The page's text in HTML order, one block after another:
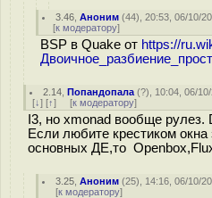
3.46 ,Аноним (44), 20:53, 06/10/
[к модератору]
BSP в Quake от https://
2.14 ,Попандопала (?), 10:04, 06/
[↓] [↑] [к модератору]
I3, но xmonad вообще рулез.
Если любите крестиком окна
основных ДЕ,то
3.25 ,Аноним (25), 14:16, 06/10/
[к модератору]